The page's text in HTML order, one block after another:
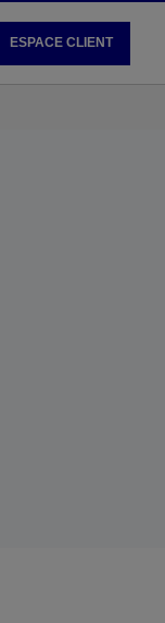
ESPACE CLIENT